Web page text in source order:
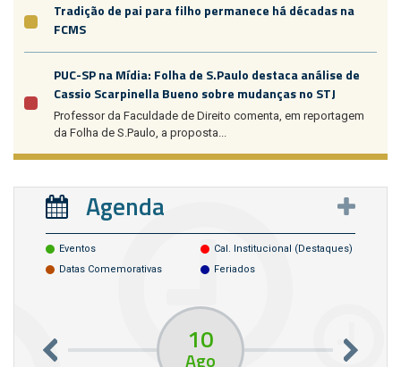
Tradição de pai para filho permanece há décadas na
FCMS
PUC-SP na Mídia: Folha de S.Paulo destaca análise de
Cassio Scarpinella Bueno sobre mudanças no STJ
Professor da Faculdade de Direito comenta, em reportagem
da Folha de S.Paulo, a proposta...
Agenda
Eventos
Cal. Institucional (destaques)
Datas Comemorativas
Feriados
10
Ago